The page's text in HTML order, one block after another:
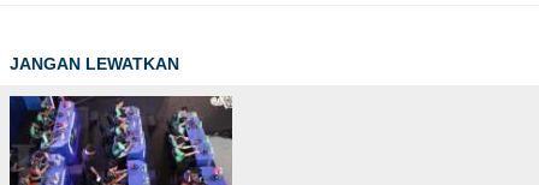
JANGAN LEWATKAN